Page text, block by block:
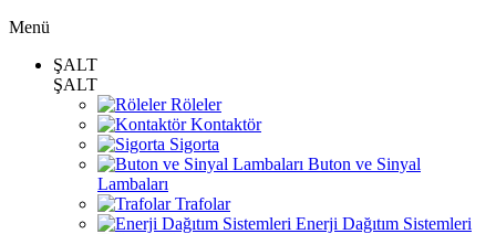
Menü
ŞALT
ŞALT
Röleler
Kontaktör
Sigorta
Buton ve Sinyal
Lambaları
Trafolar
Enerji Dağıtım Sistemleri